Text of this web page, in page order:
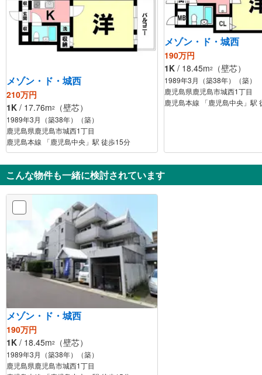
メゾン・ド・城西
210万円
1K / 17.76m2 （壁芯）
1989年3月（築38年）（築）
鹿児島県鹿児島市城西1丁目
鹿児島本線 「鹿児島中央」駅 徒歩15分
メゾン・ド・城西
190万円
1K / 18.45m2 （壁芯）
1989年3月（築38年）（築）
鹿児島県鹿児島市城西1丁目
鹿児島本線 「鹿児島中央」駅
こんな物件も一緒に検討されています
メゾン・ド・城西
190万円
1K / 18.45m2 （壁芯）
1989年3月（築38年）（築）
鹿児島県鹿児島市城西1丁目